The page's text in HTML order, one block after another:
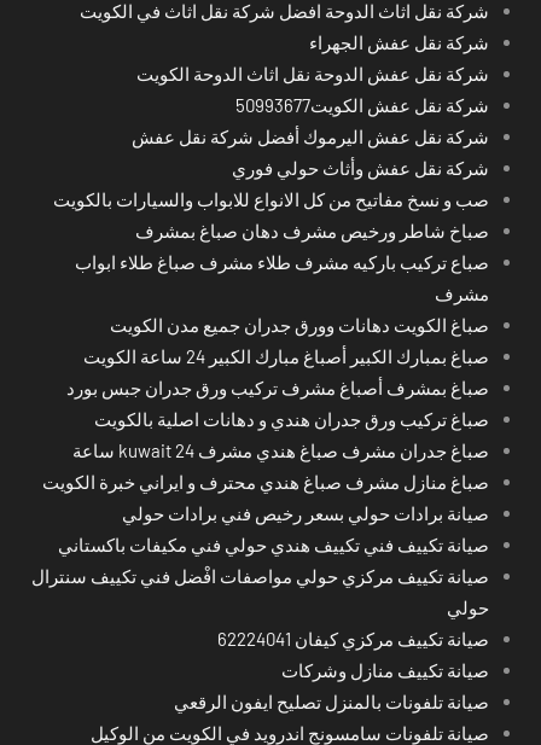
شركة نقل اثاث الدوحة افضل شركة نقل اثاث في الكويت
شركة نقل عفش الجهراء
شركة نقل عفش الدوحة نقل اثاث الدوحة الكويت
شركة نقل عفش الكويت50993677
شركة نقل عفش اليرموك أفضل شركة نقل عفش
شركة نقل عفش وأثاث حولي فوري
صب و نسخ مفاتيح من كل الانواع للابواب والسيارات بالكويت
صباخ شاطر ورخيص مشرف دهان صباغ بمشرف
صباع تركيب باركيه مشرف طلاء مشرف صباغ طلاء ابواب
مشرف
صباغ الكويت دهانات وورق جدران جميع مدن الكويت
صباغ بمبارك الكبير أصباغ مبارك الكبير 24 ساعة الكويت
صباغ بمشرف أصباغ مشرف تركيب ورق جدران جبس بورد
صباغ تركيب ورق جدران هندي و دهانات اصلية بالكويت
صباغ جدران مشرف صباغ هندي مشرف kuwait 24 ساعة
صباغ منازل مشرف صباغ هندي محترف و ايراني خبرة الكويت
صيانة برادات حولي بسعر رخيص فني برادات حولي
صيانة تكييف فني تكييف هندي حولي فني مكيفات باكستاني
صيانة تكييف مركزي حولي مواصفات افْضل فني تكييف سنترال
حولي
صيانة تكييف مركزي كيفان 62224041
صيانة تكييف منازل وشركات
صيانة تلفونات بالمنزل تصليح ايفون الرقعي
صيانة تلفونات سامسونج اندرويد في الكويت من الوكيل